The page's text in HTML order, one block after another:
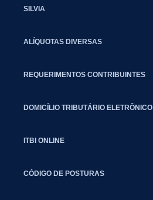
SILVIA
ALÍQUOTAS DIVERSAS
REQUERIMENTOS CONTRIBUINTES
DOMICÍLIO TRIBUTÁRIO ELETRÔNICO
ITBI ONLINE
CÓDIGO DE POSTURAS